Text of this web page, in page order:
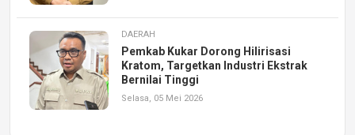
DAERAH
Pemkab Kukar Dorong Hilirisasi
Kratom, Targetkan Industri Ekstrak
Bernilai Tinggi
Selasa, 05 Mei 2026